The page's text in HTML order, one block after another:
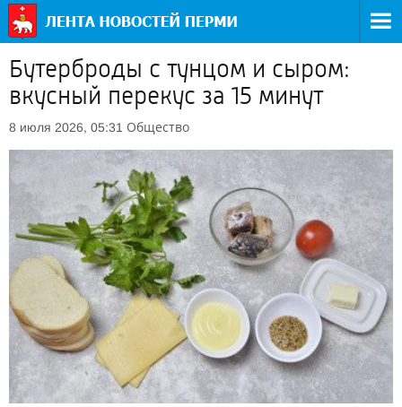
Бутерброды с тунцом и сыром:
вкусный перекус за 15 минут
8 июля 2026, 05:31 Общество